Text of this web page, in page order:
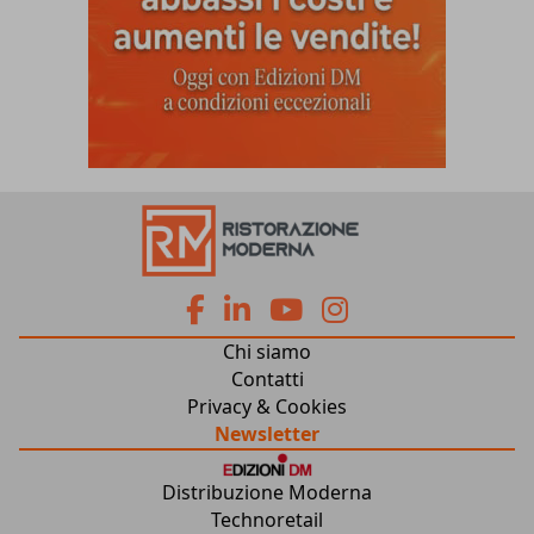
fa
fa-
facebook
fa
fa-
linkedin
fab
fa-
youtube
fab
Chi siamo
Contatti
Privacy & Cookies
Newsletter
Distribuzione Moderna
Technoretail